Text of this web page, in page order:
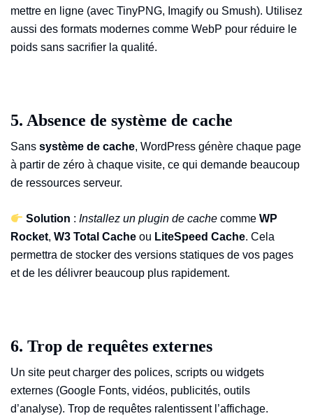
mettre en ligne (avec TinyPNG, Imagify ou Smush). Utilisez
aussi des formats modernes comme WebP pour réduire le
poids sans sacrifier la qualité.
5. Absence de système de cache
Sans système de cache, WordPress génère chaque page
à partir de zéro à chaque visite, ce qui demande beaucoup
de ressources serveur.
Solution :Installez un plugin de cache commeWP
Rocket, W3 Total Cache ou LiteSpeed Cache. Cela
permettra de stocker des versions statiques de vos pages
et de les délivrer beaucoup plus rapidement.
6. Trop de requêtes externes
Un site peut charger des polices, scripts ou widgets
externes (Google Fonts, vidéos, publicités, outils
d’analyse). Trop de requêtes ralentissent l’affichage.